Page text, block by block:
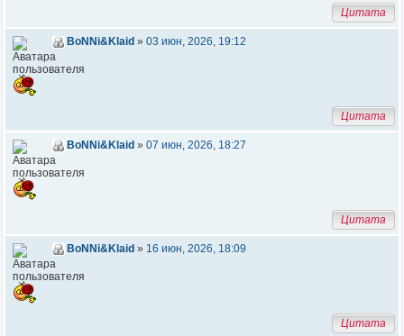
Цитата
BoNNi&Klaid » 03 июн, 2026, 19:12
Цитата
BoNNi&Klaid » 07 июн, 2026, 18:27
Цитата
BoNNi&Klaid » 16 июн, 2026, 18:09
Цитата